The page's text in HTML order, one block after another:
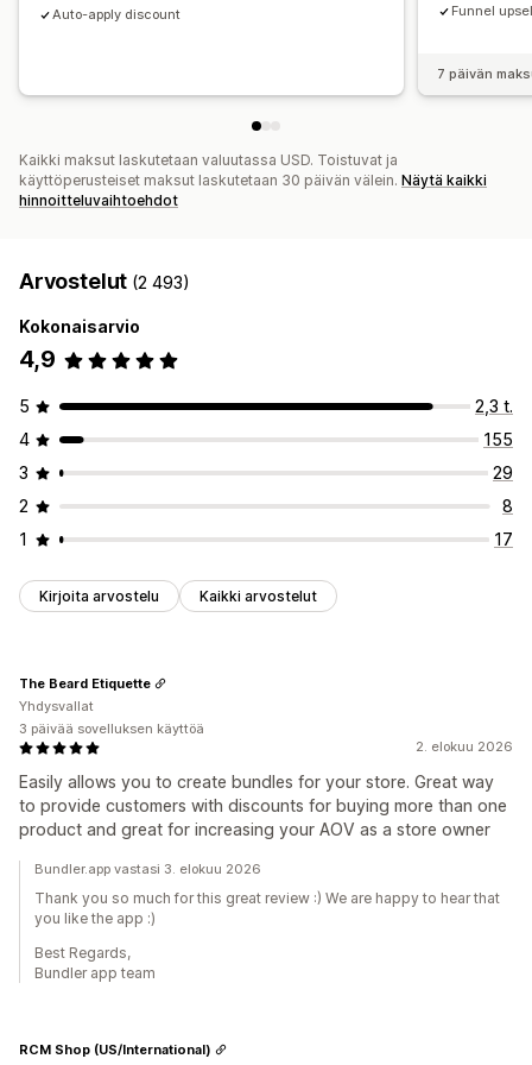
Mukautettu hinnoittelu
Auto-apply discount
Funnel
7 päivän
Kaikki maksut laskutetaan valuutassa USD. Toistuvat ja
käyttöperusteiset maksut laskutetaan 30 päivän välein. Näytä kaikki
hinnoitteluvaihtoehdot
Arvostelut (2 493)
Kokonaisarvio
4,9
5
2,3 t.
4
155
3
29
2
8
1
17
Kirjoita arvostelu Kaikki arvostelut
2. elokuu 2026
Easily allows you to create bundles for your store. Great way
to provide customers with discounts for buying more than one
product and great for increasing your AOV as a store owner
The Beard Etiquette
Yhdysvallat
3 päivää sovelluksen käyttöä
Bundler.app vastasi 3. elokuu 2026
Thank you so much for this great review :) We are happy to hear that
you like the app :)
Best Regards,
Bundler app team
RCM Shop (US/International)